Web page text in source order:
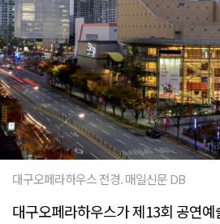
대구오페라하우스 전경. 매일신문 DB
대구오페라하우스가 제13회 공연